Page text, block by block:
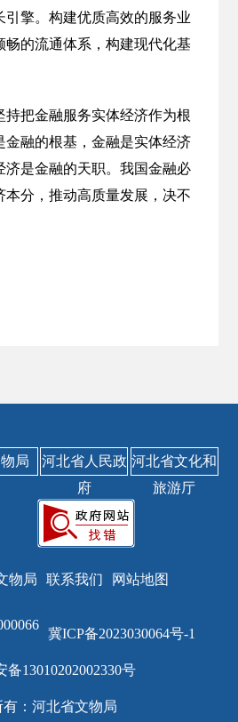
引擎。构建优质高效的服务业
畅的流通体系，构建现代化基
把金融服务实体经济作为根
金融的根基，金融是实体经济
济是金融的天职。我国金融必
本分，推动高质量发展，决不
局
河北省人民政
府
河北省文化和
旅游厅
物局 联系我们 网站地图
冀ICP备2023030064号-1
备13010202002330号
有：河北省文物局